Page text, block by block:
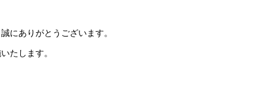
にありがとうございます。
たします。